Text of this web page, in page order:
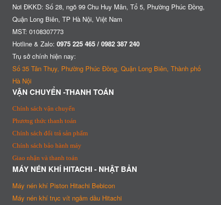
Nơi ĐKKD: Số 28, ngõ 99 Chu Huy Mân, Tổ 5, Phường Phúc Đồng,
Quận Long Biên, TP Hà Nội, Việt Nam
MST: 0108307773
Hotline & Zalo: 0975 225 465 / 0982 387 240
Trụ sở chính hiện nay:
Số 35 Tân Thụy, Phường Phúc Đồng, Quận Long Biên, Thành phố
Hà Nội
VẬN CHUYỂN -THANH TOÁN
Chính sách vận chuyển
Phương thức thanh toán
Chính sách đổi trả sản phẩm
Chính sách bảo hành máy
Giao nhận và thanh toán
MÁY NÉN KHÍ HITACHI - NHẬT BẢN
Máy nén khí Piston Hitachi Bebicon
Máy nén khí trục vít ngâm dầu Hitachi